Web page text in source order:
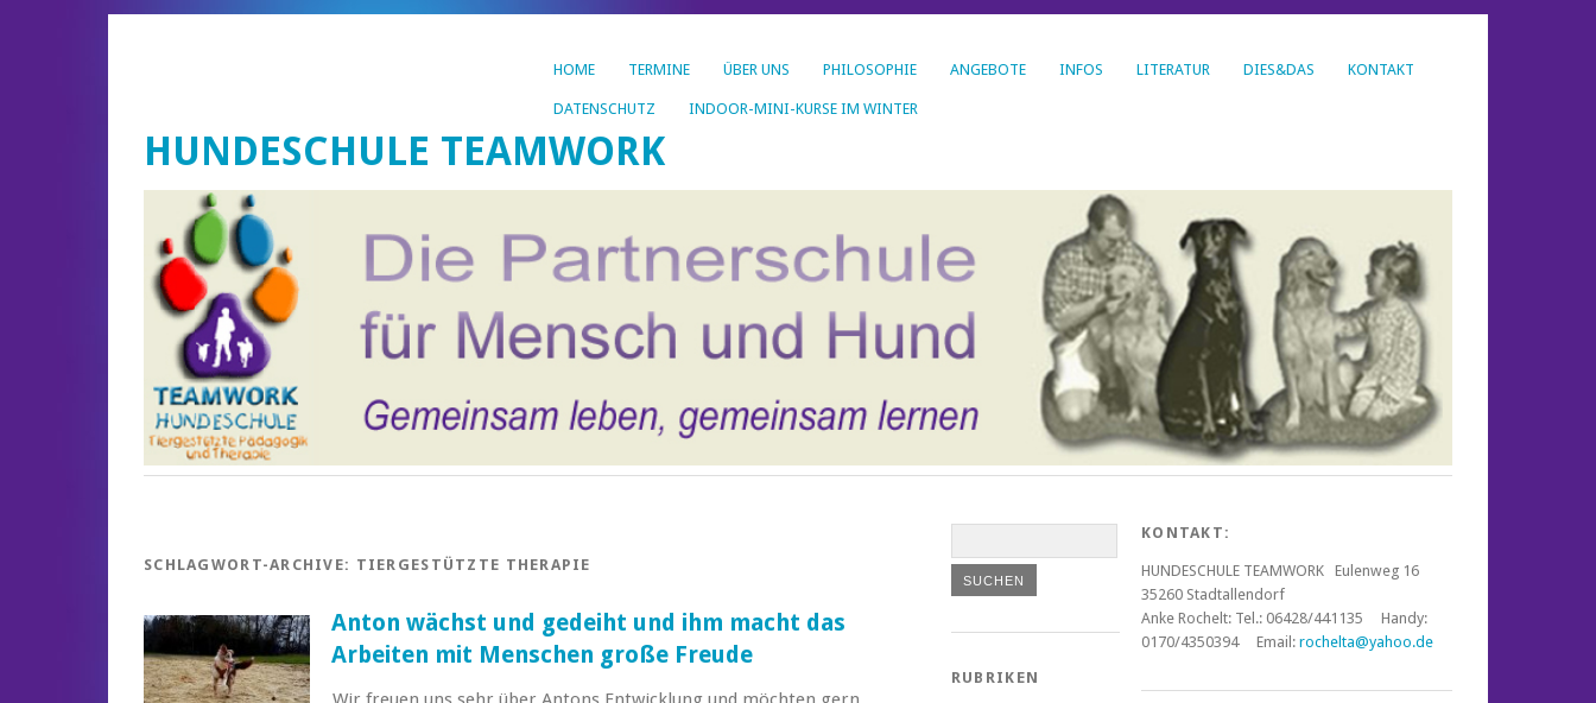
HOME TERMINE ÜBER UNS PHILOSOPHIE ANGEBOTE INFOS LITERATUR DIES&DAS KONTAKT
DATENSCHUTZ INDOOR-MINI-KURSE IM WINTER
HUNDESCHULE TEAMWORK
SCHLAGWORT-ARCHIVE: TIERGESTÜTZTE THERAPIE
Anton wächst und gedeiht und ihm macht das
Arbeiten mit Menschen große Freude
RUBRIKEN
KONTAKT:
HUNDESCHULE TEAMWORK Eulenweg 16
35260 Stadtallendorf
Anke Rochelt: Tel.: 06428/441135 Handy:
0170/4350394 Email: rochelta@yahoo.de